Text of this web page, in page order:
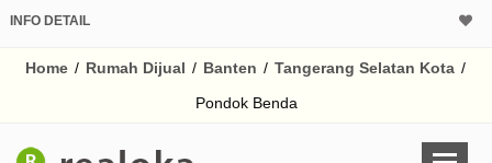
INFO DETAIL
Home / Rumah Dijual / Banten / Tangerang Selatan Kota /
Pondok Benda
Harga Rp